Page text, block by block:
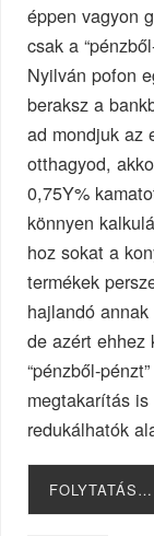
éppen vagyon
csak a
Nyilván pofon
beraksz a
ad mondjuk az
otthagyod,
0,75Y%
könnyen
hoz sokat a
termékek
hajlandó
de azért ehhez
“pénzből-
megtakarítás
redukálhatók
FOLYTATÁS…